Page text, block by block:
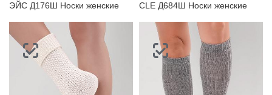
ЭЙС Д176Ш Носки женские CLE Д684Ш Носки женские